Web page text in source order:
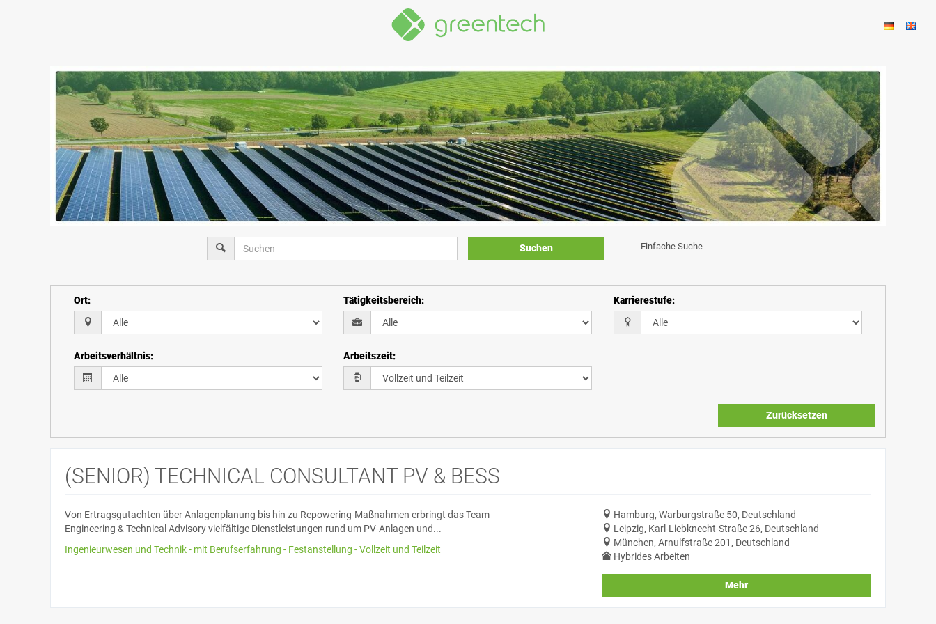
Suchen Einfache Suche
Ort: Tätigkeitsbereich: Karrierestufe:
Arbeitsverhältnis: Arbeitszeit:
Zurücksetzen
(SENIOR) TECHNICAL CONSULTANT PV & BESS
Von Ertragsgutachten über Anlagenplanung bis hin zu Repowering-Maßnahmen erbringt das Team
Engineering & Technical Advisory vielfältige Dienstleistungen rund um PV-Anlagen und...
Ingenieurwesen und Technik - mit Berufserfahrung - Festanstellung - Vollzeit und Teilzeit
Hamburg, Warburgstraße 50, Deutschland
Leipzig, Karl-Liebknecht-Straße 26, Deutschland
München, Arnulfstraße 201, Deutschland
Hybrides Arbeiten
Mehr